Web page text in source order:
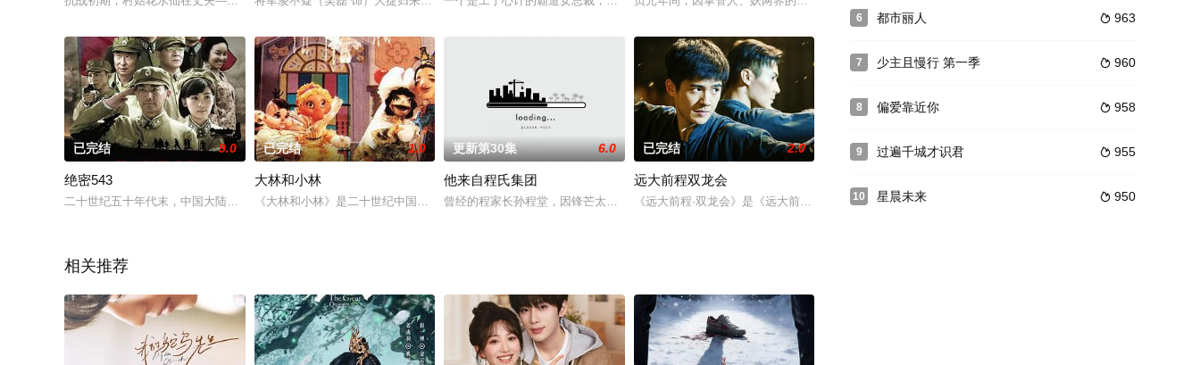
已完结 9.0
绝密543
二十世纪五十年代末，中国大陆的领空频频遭到敌方侵扰，中央决定向苏联购买萨姆－2型地对空导弹
已完结 1.0
大林和小林
《大林和小林》是二十世纪中国最优秀的民族童话精品，奇特的构思，夸张的手法，大胆的想象，曲折
更新第30集 6.0
他来自程氏集团
曾经的程家长孙程堂，因锋芒太露而吃尽苦头，甚至在小人陷害之下一度被驱逐险些丧命，但他并没有
已完结 2.0
远大前程双龙会
《远大前程·双龙会》是《远大前程》番外篇，讲述了第四代上海大亨霍震霄（刘昊然饰）与江湖少年
相关推荐
6  963
都市丽人
7  960
少主且慢行 第一季
8  958
偏爱靠近你
9  955
过遍千城才识君
10  950
星晨未来